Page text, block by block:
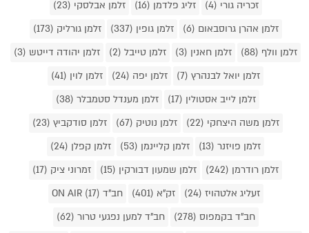
זכריה גורי (4)
זליג פלדמן (16)
זלמן אבלסקי (23)
זלמן אהרן גרוסבאום (6)
זלמן גופין (337)
זלמן גורליק (173)
זלמן וולף (88)
זלמן חאנין (3) זלמן טייבל (2)
זלמן יהודה דייטש (3)
זלמן יואל לבנהרץ (7)
זלמן יפה (24)
זלמן לוין (41)
זלמן לייב אסטולין (17)
זלמן מענדל סטמבלר (38)
זלמן משה היצחקי (22)
זלמן נוטיק (67)
זלמן סודקביץ (23)
זלמן פויזנר (13)
זלמן קליינמן (53)
זלמן קפלן (24)
זלמן רודרמן (242)
זלמן שמעון דבורקין (15)
זמרוני ציק (17)
זעליג אלטהויז (24)
זק"א (401)
חב"ד ON AIR (17)
חב"ד בקמפוס (278)
חב"ד למען נפגעי טרור (62)